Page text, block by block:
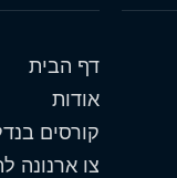
דף הבית
אודות
קורסים
צו ארנונה